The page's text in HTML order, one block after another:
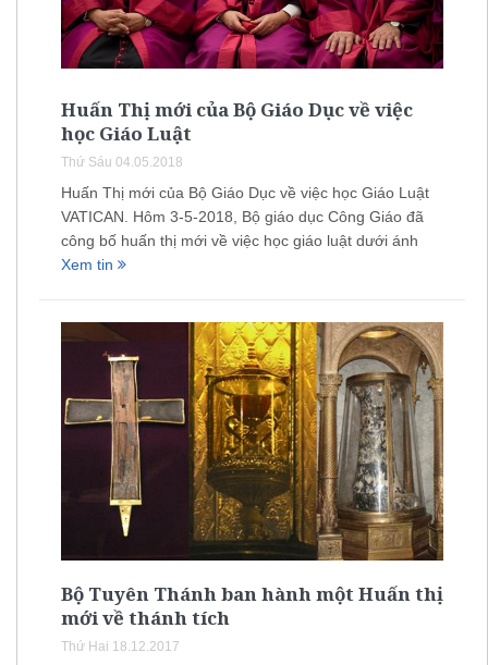
Huấn Thị mới của Bộ Giáo Dục về việc
học Giáo Luật
Thứ Sáu 04.05.2018
Huấn Thị mới của Bộ Giáo Dục về việc học Giáo Luật
VATICAN. Hôm 3-5-2018, Bộ giáo dục Công Giáo đã
công bố huấn thị mới về việc học giáo luật dưới ánh
Xem tin
Bộ Tuyên Thánh ban hành một Huấn thị
mới về thánh tích
Thứ Hai 18.12.2017